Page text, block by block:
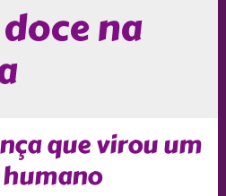
na
que virou um